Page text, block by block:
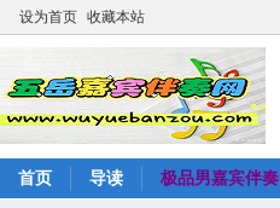
设为首页 收藏本站
首页 导读 极品男嘉宾伴奏